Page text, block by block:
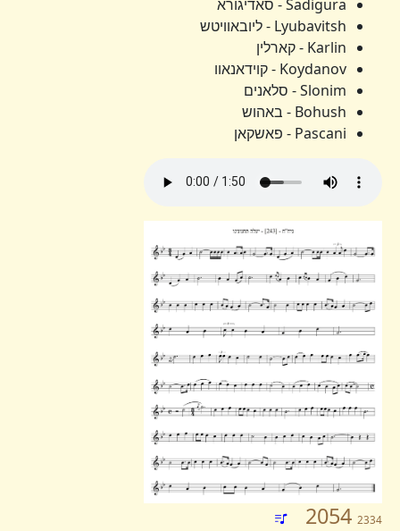
Sadigura - סאדיגורא
Lyubavitsh - ליובאוויטש
Karlin - קארלין
Koydanov - קוידאנאוו
Slonim - סלאנים
Bohush - באהוש
Pascani - פאשקאן
2054 2334